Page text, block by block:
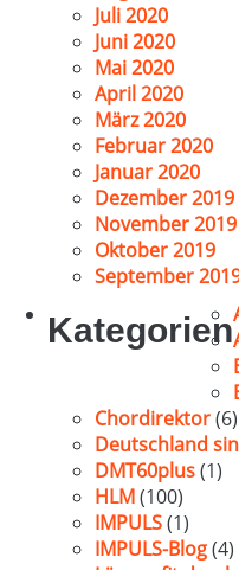
Juli 2020
Juni 2020
Mai 2020
April 2020
März 2020
Februar 2020
Januar 2020
Dezember 2019
November 2019
Oktober 2019
September
Kategorien
Chordirektor(6)
Deutschland
DMT60plus(1)
HLM(100)
IMPULS(1)
IMPULS-Blog(4)